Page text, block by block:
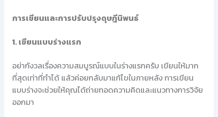
การเขียนและการปรับปรุงดุษฎีนิพนธ์
1. เขียนแบบร่างแรก
อย่ากังวลเรื่องความสมบูรณ์แบบในร่างแรกครับ เขียนให้มาก
ที่สุดเท่าที่ทำได้ แล้วค่อยกลับมาแก้ไขในภายหลัง การเขียน
แบบร่างจะช่วยให้คุณได้ถ่ายทอดความคิดและแนวทางการวิจัย
ออกมา